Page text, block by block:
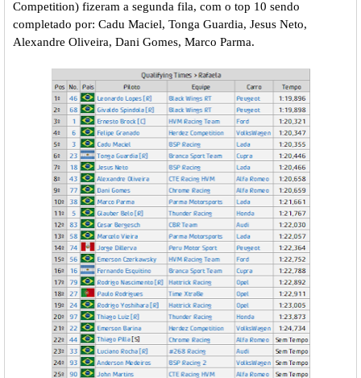
Competition) fizeram a segunda fila, com o top 10 sendo
completado por: Cadu Maciel, Tonga Guardia, Jesus Neto,
Alexandre Oliveira, Dani Gomes, Marco Parma.